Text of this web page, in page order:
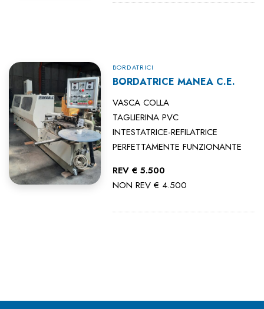
BORDATRICI
BORDATRICE MANEA C.E.
VASCA COLLA
TAGLIERINA PVC
INTESTATRICE-REFILATRICE
PERFETTAMENTE FUNZIONANTE
REV € 5.500
NON REV € 4.500